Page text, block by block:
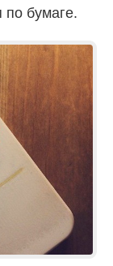
по бумаге.